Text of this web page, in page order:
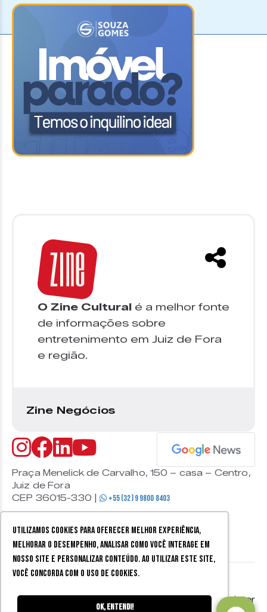
Utilizamos cookies para oferecer melhor experiência,
melhorar o desempenho, analisar como você interage em
nosso site e personalizar conteúdo. Ao utilizar este site,
você concorda com o uso de cookies.
Ok, entendi!
O Zine Cultural é a melhor fonte
de informações sobre
entretenimento em Juiz de Fora
e região.
Zine Negócios
Praça Menelick de Carvalho, 150 – casa – Centro,
Juiz de Fora
CEP 36015-330 |
+55 (32) 9 9800 8403
os direitos reservados.
Mobister